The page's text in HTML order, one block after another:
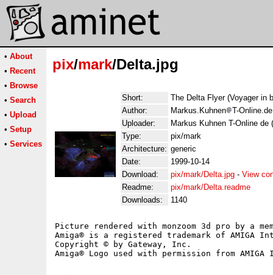
• About
• Recent
• Browse
• Search
• Upload
• Setup
• Services
pix/mark/Delta.jpg
Short:
The Delta Flyer (Voyager in
Author:
Markus.Kuhnen
T-
Uploader:
Markus Kuhnen T-Online de
Type:
pix/mark
Architecture: generic
Date:
1999-10-14
Download:
pix/mark/Delta.jpg - View
Readme:
pix/mark/Delta.readme
Downloads:
1140
Picture rendered with monzoom 3d pro by a
Amiga® is a registered trademark of AMIGA
Copyright © by Gateway, Inc.
Amiga® Logo used with permission from